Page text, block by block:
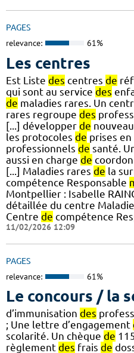
PAGES
relevance: 61%
Les centres
Est Liste des centres de
qui sont au service des
de maladies rares. Un
rares regroupe des
[...] développer de
les protocoles de prises
professionnels de santé.
aussi en charge de
[...] Maladies rares de la
compétence Responsable
Montpellier : Isabelle
détaillée du centre
Centre de compétence
11/02/2026 12:09
PAGES
relevance: 61%
Le concours / la
d’immunisation des
; Une lettre d’engagement
scolarité. Un chèque de
règlement des frais de